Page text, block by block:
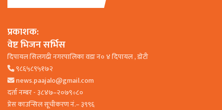
प्रकाशक:
वेष्ट भिजन सर्भिस
दिपायल सिलगढी नगरपालिका वडा न० ४ दिपायल , डाेटी
९८६५८९५१७२
news.paajalo@gmail.com
दर्ता नम्बर - ३८४७–२०७९÷८०
प्रेस काउन्सिल सूचीकरण नं.– ३९९६